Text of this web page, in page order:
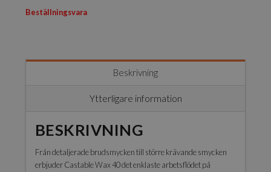
Beställningsvara
Beskrivning
Ytterligare information
BESKRIVNING
Från detaljerade brudsmycken till större krävande smycken
erbjuder Castable Wax 40 det enklaste arbetsflödet på